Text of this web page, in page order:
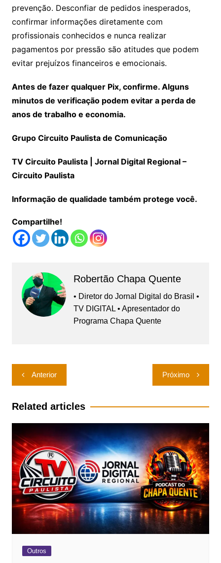
prevenção. Desconfiar de pedidos inesperados,
confirmar informações diretamente com
profissionais conhecidos e nunca realizar
pagamentos por pressão são atitudes que podem
evitar prejuízos financeiros e emocionais.
Antes de fazer qualquer Pix, confirme. Alguns
minutos de verificação podem evitar a perda de
anos de trabalho e economia.
Grupo Circuito Paulista de Comunicação
TV Circuito Paulista | Jornal Digital Regional –
Circuito Paulista
Informação de qualidade também protege você.
Compartilhe!
Robertão Chapa Quente
• Diretor do Jornal Digital do Brasil •
TV DIGITAL • Apresentador do
Programa Chapa Quente
Navegação
de
Post
Anterior Próximo
Related articles
Outros